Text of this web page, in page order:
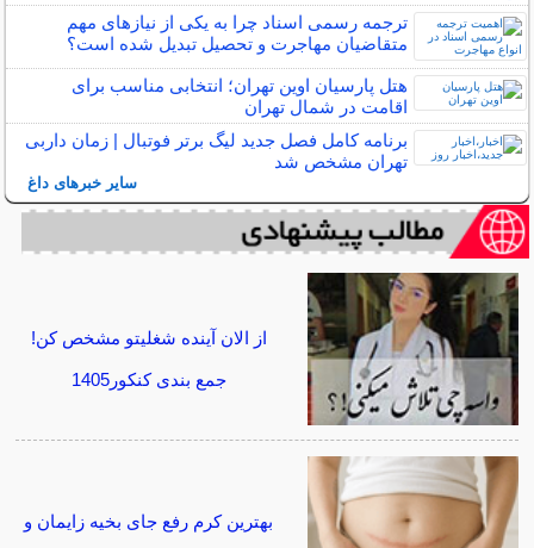
ترجمه رسمی اسناد چرا به یکی از نیازهای مهم
متقاضیان مهاجرت و تحصیل تبدیل شده است؟
هتل پارسیان اوین تهران؛ انتخابی مناسب برای
اقامت در شمال تهران
برنامه کامل فصل جدید لیگ برتر فوتبال | زمان داربی
تهران مشخص شد
سایر خبرهای داغ
از الان آینده شغلیتو مشخص کن!
جمع بندی کنکور1405
بهترین کرم رفع جای بخیه زایمان و